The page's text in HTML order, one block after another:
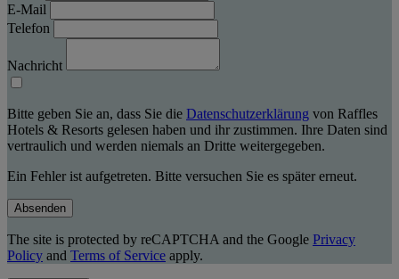
E-Mail
Telefon
Nachricht
Bitte geben Sie an, dass Sie die Datenschutzerklärung von Raffles
Hotels & Resorts gelesen haben und ihr zustimmen. Ihre Daten sind
vertraulich und werden niemals an Dritte weitergegeben.
Ein Fehler ist aufgetreten. Bitte versuchen Sie es später erneut.
Absenden
The site is protected by reCAPTCHA and the Google Privacy
Policy and Terms of Service apply.